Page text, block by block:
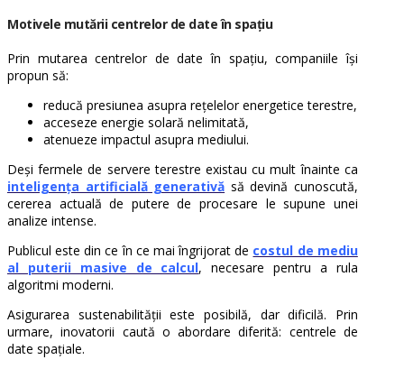
Motivele mutării centrelor de date în spațiu
Prin mutarea centrelor de date în spațiu, companiile își
propun să:
reducă presiunea asupra rețelelor energetice terestre,
acceseze energie solară nelimitată,
atenueze impactul asupra mediului.
Deși fermele de servere terestre existau cu mult înainte ca
inteligența artificială generativă să devină cunoscută,
cererea actuală de putere de procesare le supune unei
analize intense.
Publicul este din ce în ce mai îngrijorat de costul de mediu
al puterii masive de calcul, necesare pentru a rula
algoritmi moderni.
Asigurarea sustenabilității este posibilă, dar dificilă. Prin
urmare, inovatorii caută o abordare diferită: centrele de
date spațiale.